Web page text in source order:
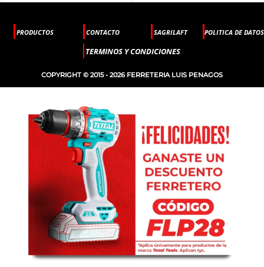
PRODUCTOS CONTACTO SAGRILAFT POLITICA DE DATOS
TERMINOS Y CONDICIONES
COPYRIGHT © 2015 - 2026 FERRETERIA LUIS PENAGOS